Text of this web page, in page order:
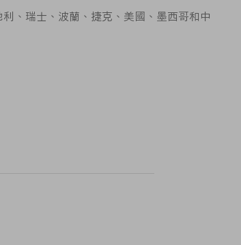
、瑞士、波蘭、捷克、美國、墨西哥和中